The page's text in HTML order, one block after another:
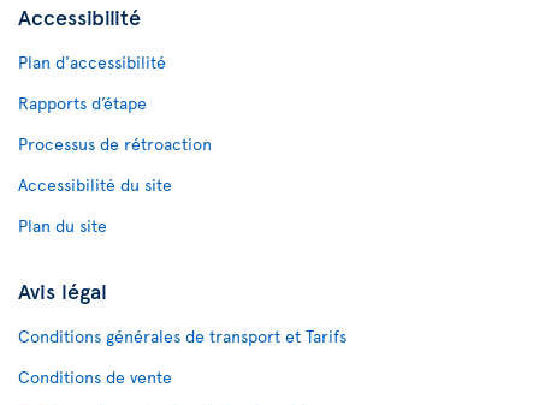
Accessibilité
Plan d'accessibilité
Rapports d’étape
Processus de rétroaction
Accessibilité du site
Plan du site
Avis légal
Conditions générales de transport et Tarifs
Conditions de vente